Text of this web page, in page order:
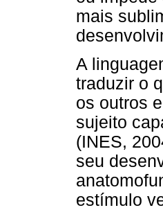
mais
A
traduzir o
os outros
sujeito
(INES,
seu
estímulo